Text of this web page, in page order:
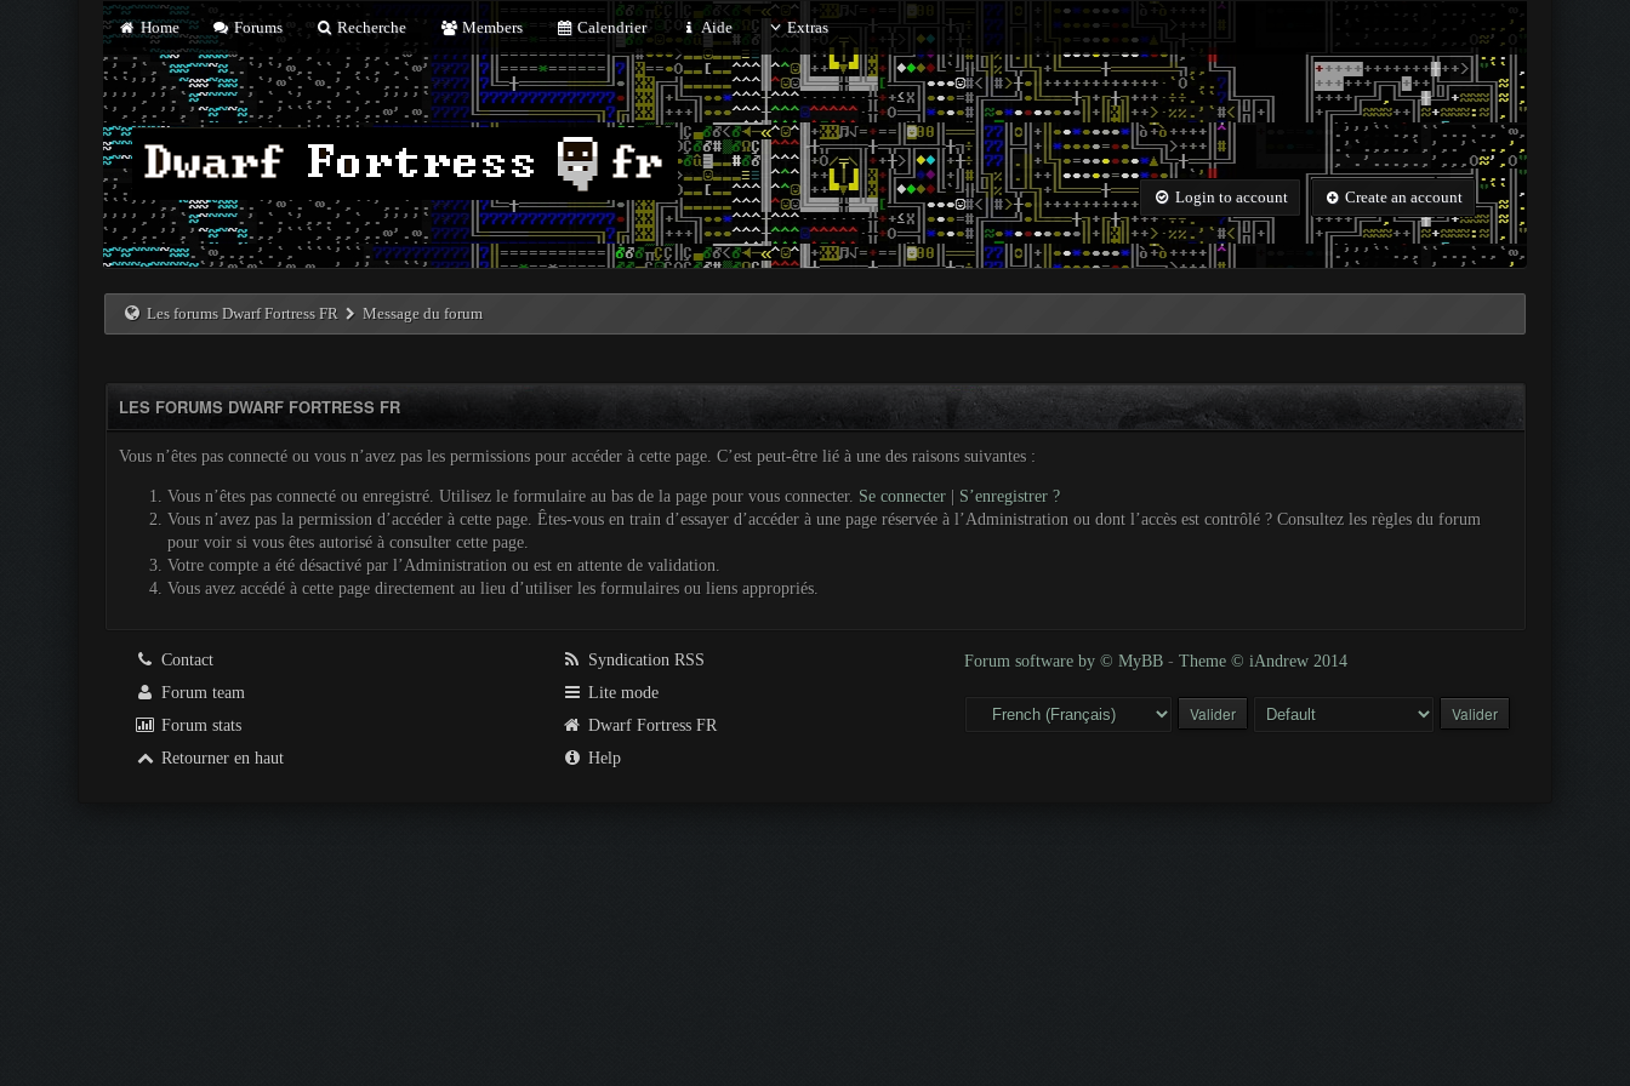
Home Forums Recherche Members Calendrier Aide Extras
Login to account Create an account
Les forums Dwarf Fortress FR Message du forum
LES FORUMS DWARF FORTRESS FR
Vous n’êtes pas connecté ou vous n’avez pas les permissions pour accéder à cette page. C’est peut-être lié à une des raisons suivantes :
Vous n’êtes pas connecté ou enregistré. Utilisez le formulaire au bas de la page pour vous connecter. Se connecter| S’enregistrer ?
Vous n’avez pas la permission d’accéder à cette page. Êtes-vous en train d’essayer d’accéder à une page réservée à l’Administration ou dont l’accès est contrôlé ? Consultez les règles du forum
pour voir si vous êtes autorisé à consulter cette page.
Votre compte a été désactivé par l’Administration ou est en attente de validation.
Vous avez accédé à cette page directement au lieu d’utiliser les formulaires ou liens appropriés.
Contact
Forum team
Forum stats
Retourner en haut
Syndication RSS
Lite mode
Dwarf Fortress FR
Help
Forum software by © MyBB - Theme © iAndrew 2014